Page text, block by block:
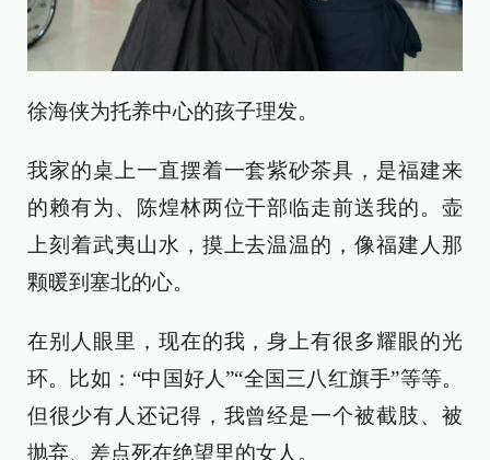
徐海侠为托养中心的孩子理发。
我家的桌上一直摆着一套紫砂茶具，是福建来
的赖有为、陈煌林两位干部临走前送我的。壶
上刻着武夷山水，摸上去温温的，像福建人那
颗暖到塞北的心。
在别人眼里，现在的我，身上有很多耀眼的光
环。比如：“中国好人”“全国三八红旗手”等等。
但很少有人还记得，我曾经是一个被截肢、被
抛弃、差点死在绝望里的女人。